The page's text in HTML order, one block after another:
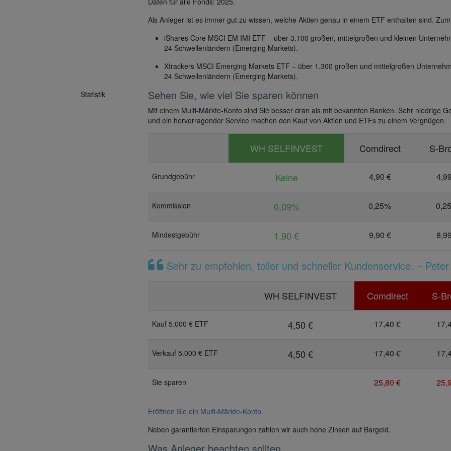
Als Anleger ist es immer gut zu wissen, welche Aktien genau in einem ETF enthalten sind.
iShares Core MSCI EM IMI ETF – über 3.100 großen, mittelgroßen und kleinen
24 Schwellenländern (Emerging Markets).
Xtrackers MSCI Emerging Markets ETF – über 1.300 großen und mittelgroßen
24 Schwellenländern (Emerging Markets).
Statistik
Sehen Sie, wie viel Sie sparen können
Mit einem Multi-Märkte-Konto sind Sie besser dran als mit bekannten Banken. Sehr niedrige
und ein hervorragender Service machen den Kauf von Aktien und ETFs zu einem Vergnügen.
WH SELFINVEST Comdirect S-
Grundgebühr Keine 4,90 €
Kommission 0,09% 0,25%
Mindestgebühr 1,90 € 9,90 €
Sehr zu empfehlen, toller und schneller Kundenservice. – Peter
WH SELFINVEST Comdirect S-
Kauf 5.000 € ETF 4,50 € 17,40 €
Verkauf 5.000 € ETF 4,50 € 17,40 €
Sie sparen 25,80 €
Eröffnen Sie ein Multi-Märkte-Konto.
Neben garantierten Einsparungen zahlen wir auch hohe Zinsen auf Bargeld.